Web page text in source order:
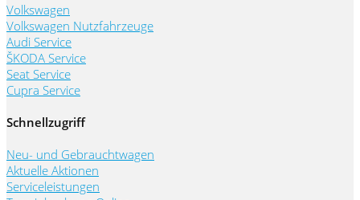
Volkswagen
Volkswagen Nutzfahrzeuge
Audi Service
ŠKODA Service
Seat Service
Cupra Service
Schnellzugriff
Neu- und Gebrauchtwagen
Aktuelle Aktionen
Serviceleistungen